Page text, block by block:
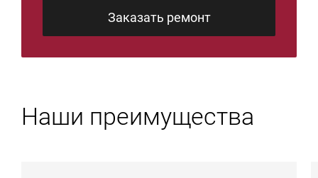
Заказать ремонт
Наши преимущества